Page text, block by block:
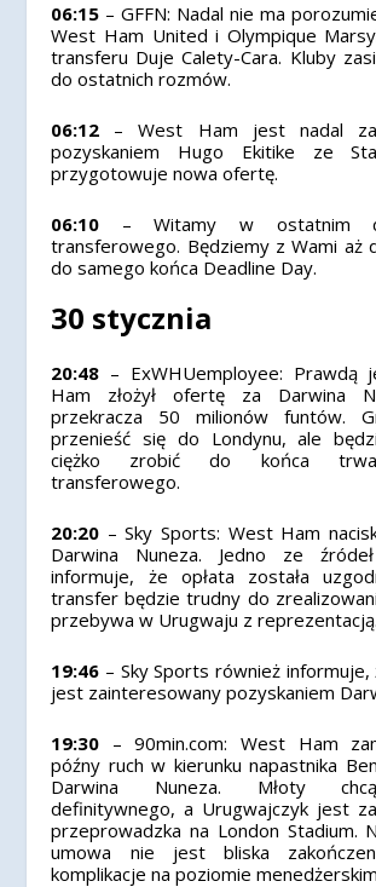
06:15 – GFFN: Nadal nie ma
West Ham United i Olympique
transferu Duje Calety-Cara. Kluby
do ostatnich rozmów.
06:12 – West Ham jest nadal
pozyskaniem Hugo Ekitike ze
przygotowuje nowa ofertę.
06:10 – Witamy w ostatnim
transferowego. Będziemy z Wami aż
do samego końca Deadline Day.
30 stycznia
20:48 – ExWHUemployee: Prawdą
Ham złożył ofertę za Darwina
przekracza 50 milionów funtów.
przenieść się do Londynu, ale
ciężko zrobić do końca
transferowego.
20:20 – Sky Sports: West Ham
Darwina Nuneza. Jedno ze
informuje, że opłata została
transfer będzie trudny do
przebywa w Urugwaju z reprezentacją.
19:46 – Sky Sports również
jest zainteresowany pozyskaniem
19:30 – 90min.com: West Ham
późny ruch w kierunku napastnika
Darwina Nuneza. Młoty
definitywnego, a Urugwajczyk jest
przeprowadzka na London Stadium.
umowa nie jest bliska
komplikacje na poziomie